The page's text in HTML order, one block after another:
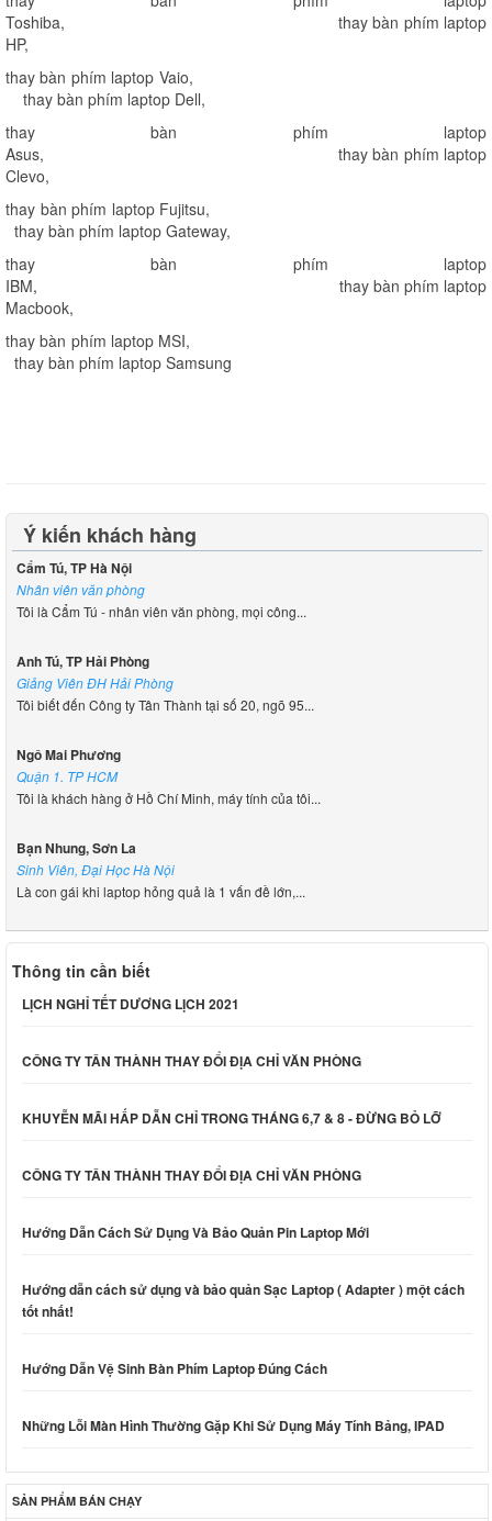
Toshiba,
thay bàn phím laptop
HP,
thay bàn phím laptop Vaio,
thay bàn phím laptop Dell,
thay bàn phím laptop
Asus,
thay bàn phím laptop
Clevo,
thay bàn phím laptop Fujitsu,
thay bàn phím laptop Gateway,
thay bàn phím laptop
IBM, thay bàn phím laptop
Macbook,
thay bàn phím laptop MSI,
thay bàn phím laptop Samsung
Ý kiến khách hàng
Cẩm Tú, TP Hà Nội
Nhân viên văn phòng
Tôi là Cẩm Tú - nhân viên văn phòng, mọi công...
Anh Tú, TP Hải Phòng
Giảng Viên ĐH Hải Phòng
Tôi biết đến Công ty Tân Thành tại số 20, ngõ 95...
Ngô Mai Phương
Quận 1. TP HCM
Tôi là khách hàng ở Hồ Chí Minh, máy tính của tôi...
Bạn Nhung, Sơn La
Sinh Viên, Đại Học Hà Nội
Là con gái khi laptop hỏng quả là 1 vấn đề lớn,...
Thông tin cần biết
LỊCH NGHỈ TẾT DƯƠNG LỊCH 2021
CÔNG TY TÂN THÀNH THAY ĐỔI ĐỊA CHỈ VĂN PHÒNG
KHUYỄN MÃI HẤP DẪN CHỈ TRONG THÁNG 6,7 & 8 - ĐỪNG BỎ LỠ
CÔNG TY TÂN THÀNH THAY ĐỔI ĐỊA CHỈ VĂN PHÒNG
Hướng Dẫn Cách Sử Dụng Và Bảo Quản Pin Laptop Mới
Hướng dẫn cách sử dụng và bảo quản Sạc Laptop ( Adapter ) một cách
tốt nhất!
Hướng Dẫn Vệ Sinh Bàn Phím Laptop Đúng Cách
Những Lỗi Màn Hình Thường Gặp Khi Sử Dụng Máy Tính Bảng, IPAD
SẢN PHẨM BÁN CHẠY